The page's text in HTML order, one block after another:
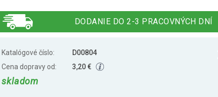
DODANIE DO 2-3 PRACOVNÝCH DNÍ
Katalógové číslo:
D00804
Cena dopravy od:
3,20 €
skladom